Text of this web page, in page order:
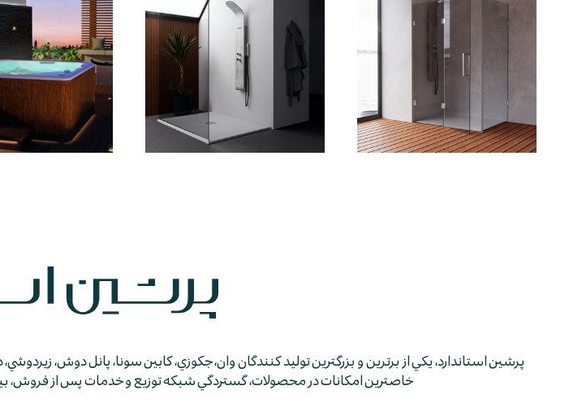
پرشين استاندارد، يكي از برترين و بزرگترين توليد كنندگان وان، جكوزي، كابين سونا، پانل دوش،
خاصترين امكانات در محصولات، گستردگي شبكه توزيع و خدمات پس از فروش،